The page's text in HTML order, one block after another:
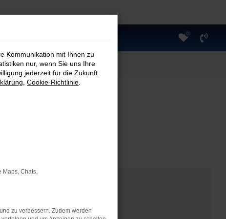
0
Kommunikation mit Ihnen zu
nur, wenn Sie uns Ihre
jederzeit für die Zukunft
Cookie-Richtlinie
Maps, Chats,
zu verbessern. Zudem werden